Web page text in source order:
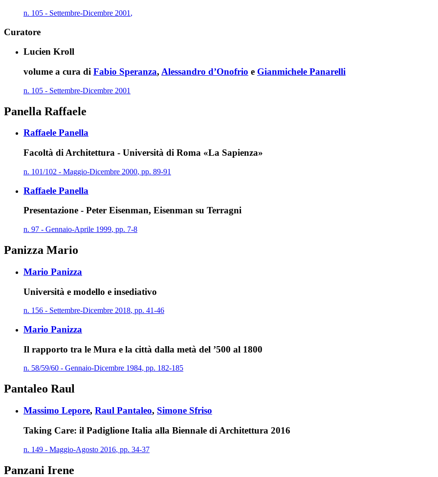
n. 105 - Settembre-Dicembre 2001 ,
Curatore
Lucien Kroll
volume a cura di Fabio Speranza, Alessandro d’Onofrio e Gianmichele Panarelli
n. 105 - Settembre-Dicembre 2001
Panella Raffaele
Raffaele Panella
Facoltà di Architettura - Università di Roma «La Sapienza»
n. 101/102 - Maggio-Dicembre 2000, pp. 89-91
Raffaele Panella
Presentazione - Peter Eisenman, Eisenman su Terragni
n. 97 - Gennaio-Aprile 1999, pp. 7-8
Panizza Mario
Mario Panizza
Università e modello e insediativo
n. 156 - Settembre-Dicembre 2018, pp. 41-46
Mario Panizza
Il rapporto tra le Mura e la città dalla metà del ’500 al 1800
n. 58/59/60 - Gennaio-Dicembre 1984, pp. 182-185
Pantaleo Raul
Massimo Lepore, Raul Pantaleo, Simone Sfriso
Taking Care: il Padiglione Italia alla Biennale di Architettura 2016
n. 149 - Maggio-Agosto 2016, pp. 34-37
Panzani Irene